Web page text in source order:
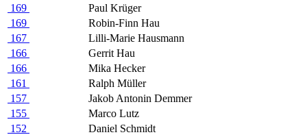
169
Paul Krüger
169
Robin-Finn Hau
167
Lilli-Marie Hausmann
166
Gerrit Hau
166
Mika Hecker
161
Ralph Müller
157
Jakob Antonin Demmer
155
Marco Lutz
152
Daniel Schmidt